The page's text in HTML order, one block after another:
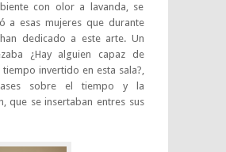
con olor a lavanda, se
a esas mujeres que durante
dedicado a este arte. Un
¿Hay alguien capaz de
tiempo invertido en esta sala?,
sobre el tiempo y la
que se insertaban entres sus